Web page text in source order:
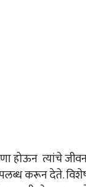
होऊन त्यांचे
करून देते.